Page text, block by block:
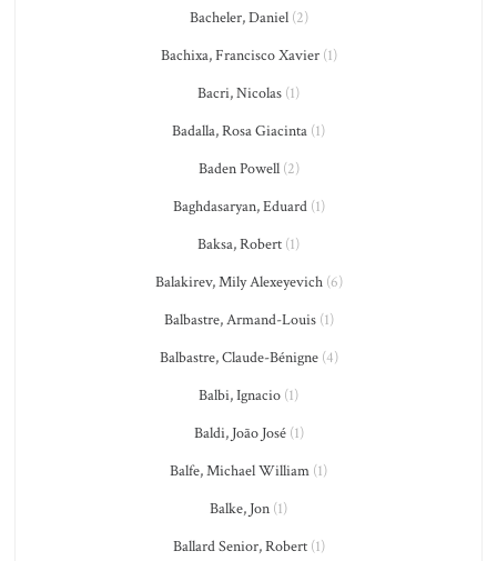
Bacheler, Daniel(2)
Bachixa, Francisco Xavier(1)
Bacri, Nicolas (1)
Badalla, Rosa Giacinta (1)
Baden Powell(2)
Baghdasaryan, Eduard(1)
Baksa, Robert (1)
Balakirev, Mily Alexeyevich(6)
Balbastre, Armand-Louis(1)
Balbastre, Claude-Bénigne(4)
Balbi, Ignacio (1)
Baldi, João José(1)
Balfe, Michael William (1)
Balke, Jon (1)
Ballard Senior, Robert(1)